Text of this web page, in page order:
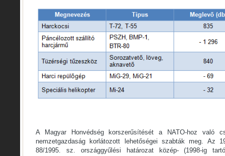
A Magyar Honvédség korszerűsítését a NATO-hoz való
nemzetgazdaság korlátozott lehetőségei szabták meg. Az
88/1995. sz. országgyűlési határozat közép- (1998-ig